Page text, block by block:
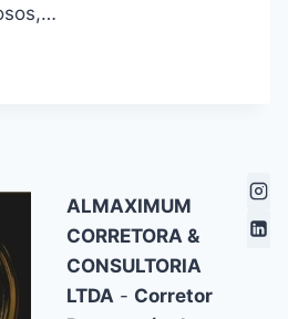
ALMAXIMUM
CORRETORA &
CONSULTORIA
LTDA - Corretor